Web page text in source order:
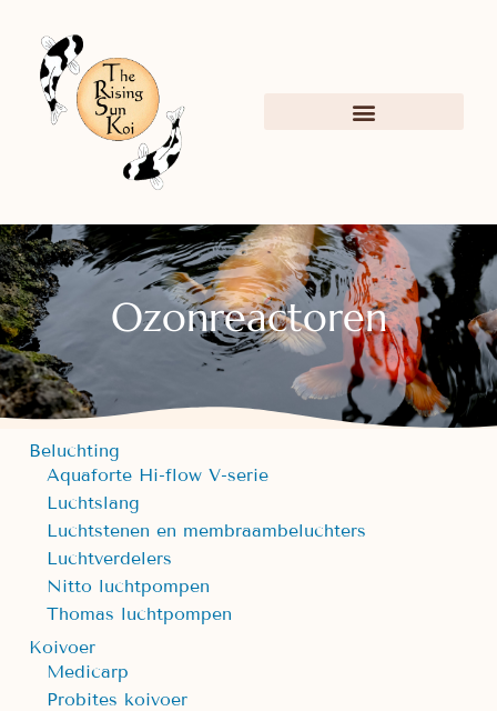
Ozonreactoren
Beluchting
Aquaforte Hi-flow V-serie
Luchtslang
Luchtstenen en membraambeluchters
Luchtverdelers
Nitto luchtpompen
Thomas luchtpompen
Koivoer
Medicarp
Probites koivoer